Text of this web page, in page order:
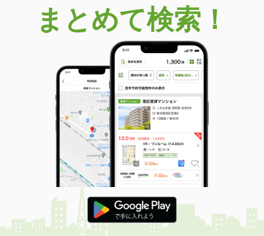
栃木県宇都宮市大和２丁目
価 格
1,980万円
栃木県宇都宮市大和２丁目
62.25m²
間取り
3LDK
栃木県宇都宮市旭１丁目
価 格
1,900万円
住 所
栃木県宇都宮市旭１丁目
専有面積 65.65m²
間取り
2SLDK
栃木県那須塩原市塩原
価 格
99万円
住 所
栃木県那須塩原市塩原
まとめて検索！